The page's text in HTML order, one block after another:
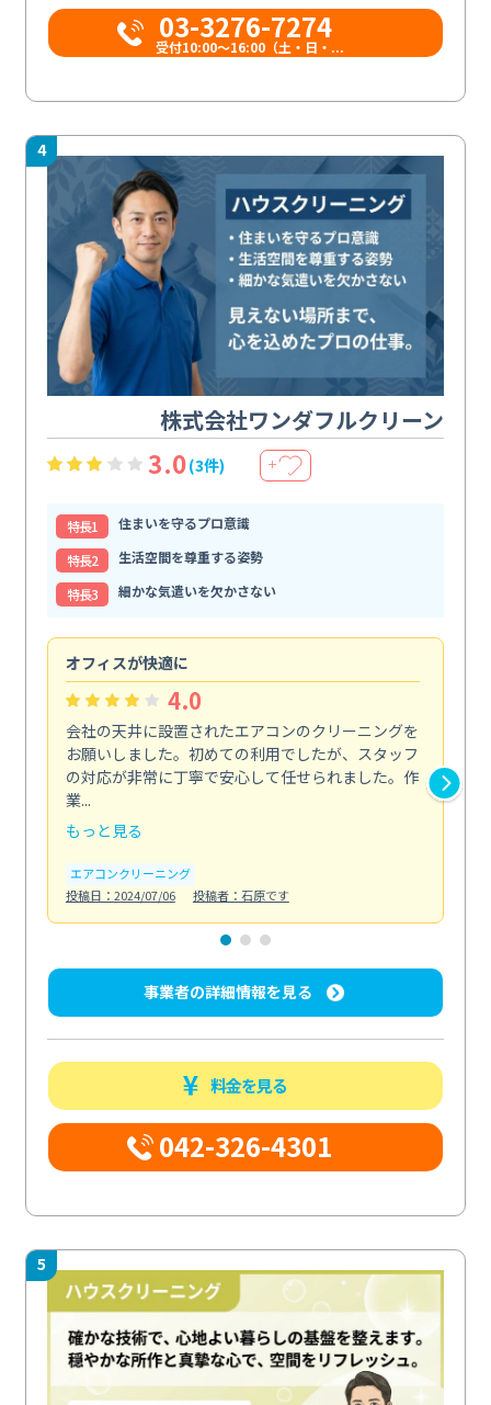
03-3276-7274
受付10:00〜16:00（土・日・...
4
株式会社ワンダフルクリーン
3.0(3件) ＋
特⻑1
住まいを守るプロ意識
特⻑2
生活空間を尊重する姿勢
特⻑3
細かな気遣いを欠かさない
オフィスが快適に
4.0
会社の天井に設置されたエアコンのクリーニングを
お願いしました。初めての利用でしたが、スタッフ
の対応が非常に丁寧で安心して任せられました。作
業...
もっと見る
エアコンクリーニング
投稿日：2024/07/06
投稿者：石原です
事業者の詳細情報を見る
料金を見る
042-326-4301
5